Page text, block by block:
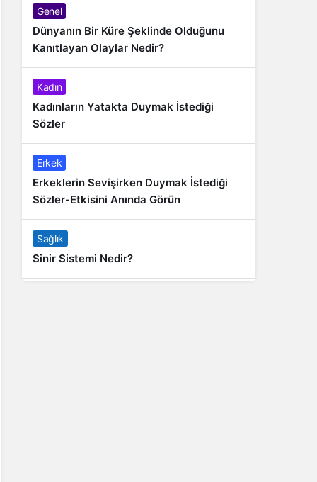
Genel
Dünyanın Bir Küre Şeklinde Olduğunu
Kanıtlayan Olaylar Nedir?
Kadın
Kadınların Yatakta Duymak İstediği
Sözler
Erkek
Erkeklerin Sevişirken Duymak İstediği
Sözler-Etkisini Anında Görün
Sağlık
Sinir Sistemi Nedir?